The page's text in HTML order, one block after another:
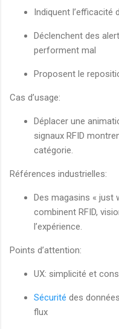
Indiquent l’efficacité
Déclenchent des
performent mal
Proposent le
Cas d’usage:
Déplacer une
signaux RFID
catégorie.
Références industrielles:
Des magasins « just
combinent RFID,
l’expérience.
Points d’attention:
UX: simplicité et
Sécurité des
flux